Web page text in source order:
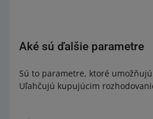
Aké sú ďalšie parametre
Sú to parametre, ktoré
Uľahčujú kupujúcim